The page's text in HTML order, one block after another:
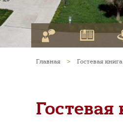
Главная > Гостевая книга
Гостевая